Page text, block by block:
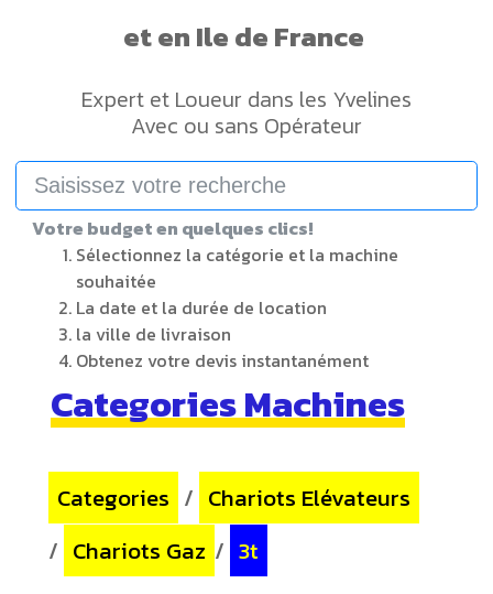
et en Ile de France
Expert et Loueur dans les Yvelines
Avec ou sans Opérateur
Votre budget en quelques clics!
Sélectionnez la catégorie et la machine
souhaitée
La date et la durée de location
la ville de livraison
Obtenez votre devis instantanément
Categories Machines
Categories / Chariots Elévateurs
/ Chariots Gaz / 3t